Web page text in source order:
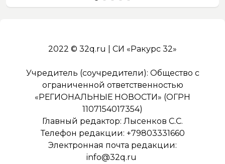
2022 © 32q.ru | СИ «Ракурс 32»
Учредитель (соучредители): Общество с
ограниченной ответственностью
«РЕГИОНАЛЬНЫЕ НОВОСТИ» (ОГРН
1107154017354)
Главный редактор: Лысенков С.С.
Телефон редакции: +79803331660
Электронная почта редакции:
info@32q.ru